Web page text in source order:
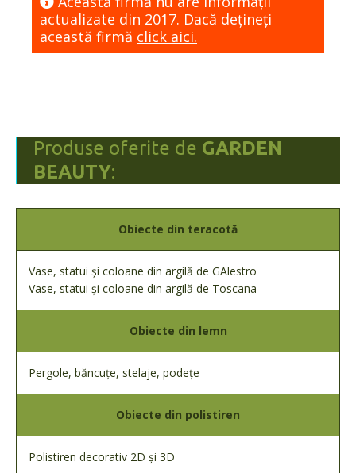
actualizate din 2017. Dacă dețineți
această firmă click aici.
Produse oferite de GARDEN
BEAUTY:
Obiecte din teracotă
Vase, statui și coloane din argilă de GAlestro
Vase, statui și coloane din argilă de Toscana
Obiecte din lemn
Pergole, băncuțe, stelaje, podețe
Obiecte din polistiren
Polistiren decorativ 2D și 3D